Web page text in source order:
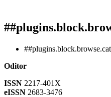
Oditor
ISSN 2217-401X
eISSN 2683-3476